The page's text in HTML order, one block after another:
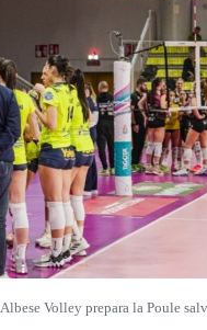
Albese Volley prepara la Poule